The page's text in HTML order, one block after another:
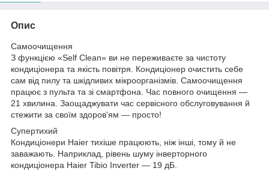
Опис
Самоочищення
З функцією «Self Clean» ви не переживаєте за чистоту
кондиціонера та якість повітря. Кондиціонер очистить себе
сам від пилу та шкідливих мікроорганізмів. Самоочищення
працює з пульта та зі смартфона. Час повного очищення —
21 хвилина. Заощаджувати час сервісного обслуговування й
стежити за своїм здоров'ям — просто!
Супертихий
Кондиціонери Haier тихіше працюють, ніж інші, тому й не
заважають. Наприклад, рівень шуму інверторного
кондиціонера Haier Tibio Inverter — 19 дБ.